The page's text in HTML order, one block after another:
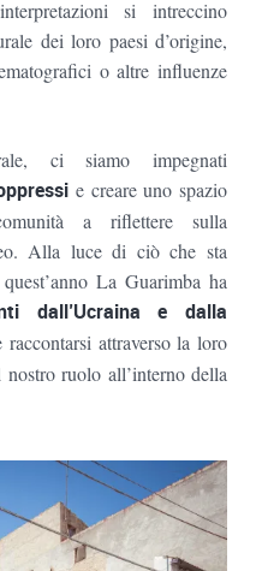
si intreccino
dei loro paesi d’origine,
o altre influenze
ci siamo impegnati
e creare uno spazio
a riflettere sulla
Alla luce di ciò che sta
La Guarimba ha
dall’Ucraina e dalla
attraverso la loro
ruolo all’interno della